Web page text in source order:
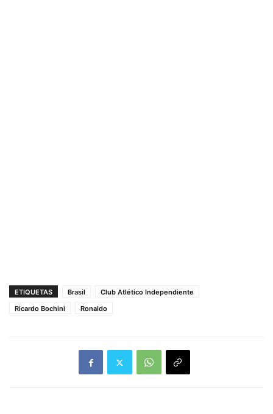
ETIQUETAS Brasil
Club Atlético Independiente
Ricardo Bochini
Ronaldo